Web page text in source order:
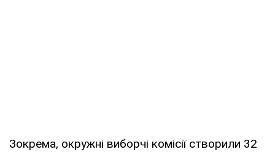
Зокрема, окружні виборчі комісії створили 32